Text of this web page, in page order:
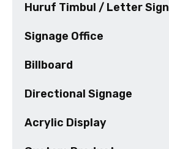
Huruf Timbul / Letter Sign
Signage Office
Billboard
Directional Signage
Acrylic Display